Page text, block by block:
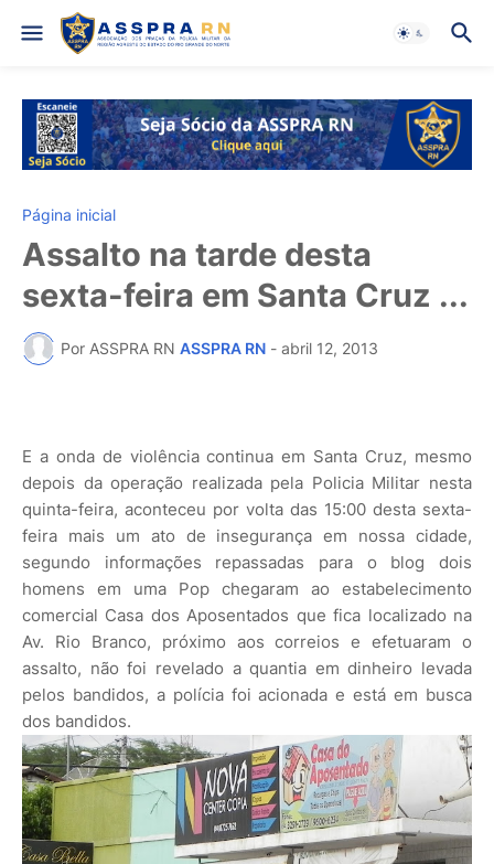
Página inicial
Assalto na tarde desta
sexta-feira em Santa Cruz ...
Por ASSPRA RN ASSPRA RN - abril 12, 2013
E a onda de violência continua em Santa Cruz, mesmo
depois da operação realizada pela Policia Militar nesta
quinta-feira, aconteceu por volta das 15:00 desta sexta-
feira mais um ato de insegurança em nossa cidade,
segundo informações repassadas para o blog dois
homens em uma Pop chegaram ao estabelecimento
comercial Casa dos Aposentados que fica localizado na
Av. Rio Branco, próximo aos correios e efetuaram o
assalto, não foi revelado a quantia em dinheiro levada
pelos bandidos, a polícia foi acionada e está em busca
dos bandidos.